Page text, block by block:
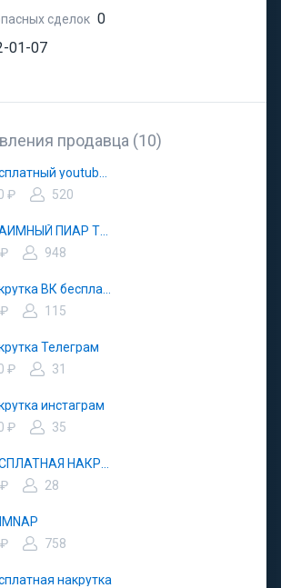
сделок 0
01-07
продавца (10)
₽
520
948
115
Телеграм
₽
31
инстаграм
₽
35
28
758
накрутка